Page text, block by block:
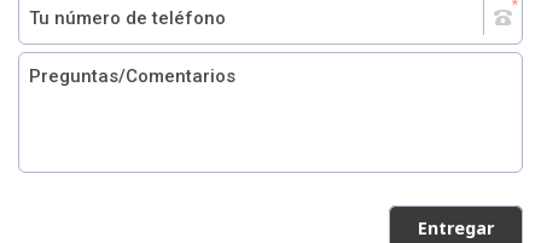
Entregar